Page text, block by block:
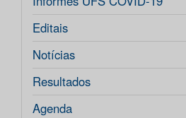
Editais
Notícias
Resultados
Agenda